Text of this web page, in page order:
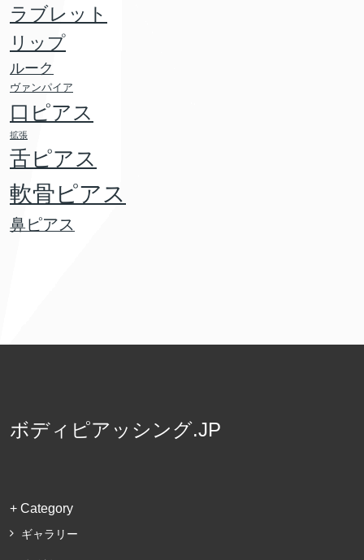
ラブレット
リップ
ルーク
ヴァンパイア
口ピアス
拡張
舌ピアス
軟骨ピアス
鼻ピアス
ボディピアッシング.JP
+ Category
ギャラリー